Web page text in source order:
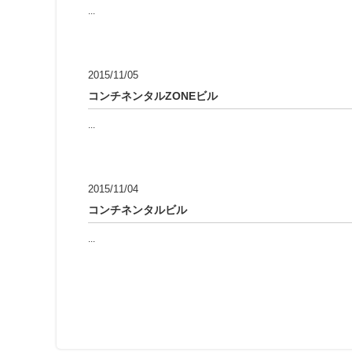
...
2015/11/05
コンチネンタルZONEビル
...
2015/11/04
コンチネンタルビル
...